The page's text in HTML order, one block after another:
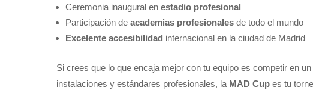
Ceremonia inaugural enestadio profesional
Participación deacademias profesionales de todo el mundo
Excelente accesibilidad internacional en la ciudad de Madrid
Si crees que lo que encaja mejor con tu equipo es competir en
instalaciones y estándares profesionales, la MAD Cup es tu